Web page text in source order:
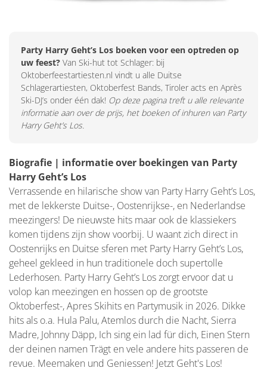
Party Harry Geht’s Los boeken voor een optreden op
uw feest? Van Ski-hut tot Schlager: bij
Oktoberfeestartiesten.nl vindt u alle Duitse
Schlagerartiesten, Oktoberfest Bands, Tiroler acts en Après
Ski-DJ’s onder één dak! Op deze pagina treft u alle relevante
informatie aan over de prijs, het boeken of inhuren van Party
Harry Geht’s Los.
Biografie | informatie over boekingen van Party
Harry Geht’s Los
Verrassende en hilarische show van Party Harry Geht’s Los,
met de lekkerste Duitse-, Oostenrijkse-, en Nederlandse
meezingers! De nieuwste hits maar ook de klassiekers
komen tijdens zijn show voorbij. U waant zich direct in
Oostenrijks en Duitse sferen met Party Harry Geht’s Los,
geheel gekleed in hun traditionele doch supertolle
Lederhosen. Party Harry Geht’s Los zorgt ervoor dat u
volop kan meezingen en hossen op de grootste
Oktoberfest-, Apres Skihits en Partymusik in 2026. Dikke
hits als o.a. Hula Palu, Atemlos durch die Nacht, Sierra
Madre, Johnny Däpp, Ich sing ein lad für dich, Einen Stern
der deinen namen Trägt en vele andere hits passeren de
revue. Meemaken und Geniessen! Jetzt Geht's Los!